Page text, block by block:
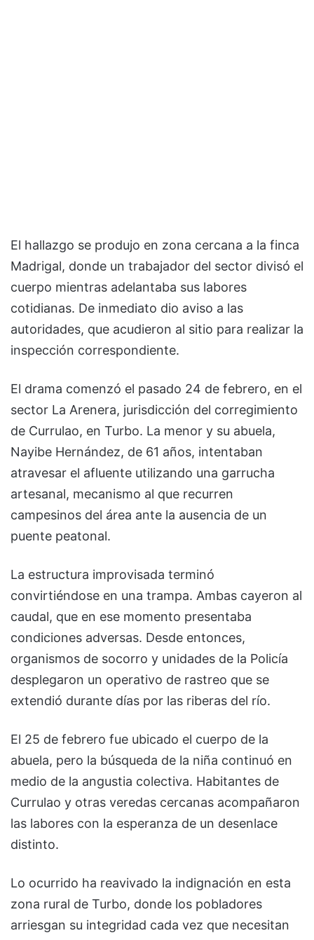
El hallazgo se produjo en zona cercana a la finca
Madrigal, donde un trabajador del sector divisó el
cuerpo mientras adelantaba sus labores
cotidianas. De inmediato dio aviso a las
autoridades, que acudieron al sitio para realizar la
inspección correspondiente.
El drama comenzó el pasado 24 de febrero, en el
sector La Arenera, jurisdicción del corregimiento
de Currulao, en Turbo. La menor y su abuela,
Nayibe Hernández, de 61 años, intentaban
atravesar el afluente utilizando una garrucha
artesanal, mecanismo al que recurren
campesinos del área ante la ausencia de un
puente peatonal.
La estructura improvisada terminó
convirtiéndose en una trampa. Ambas cayeron al
caudal, que en ese momento presentaba
condiciones adversas. Desde entonces,
organismos de socorro y unidades de la Policía
desplegaron un operativo de rastreo que se
extendió durante días por las riberas del río.
El 25 de febrero fue ubicado el cuerpo de la
abuela, pero la búsqueda de la niña continuó en
medio de la angustia colectiva. Habitantes de
Currulao y otras veredas cercanas acompañaron
las labores con la esperanza de un desenlace
distinto.
Lo ocurrido ha reavivado la indignación en esta
zona rural de Turbo, donde los pobladores
arriesgan su integridad cada vez que necesitan